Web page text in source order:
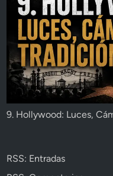
9. Hollywood: Luces,
RSS: Entradas